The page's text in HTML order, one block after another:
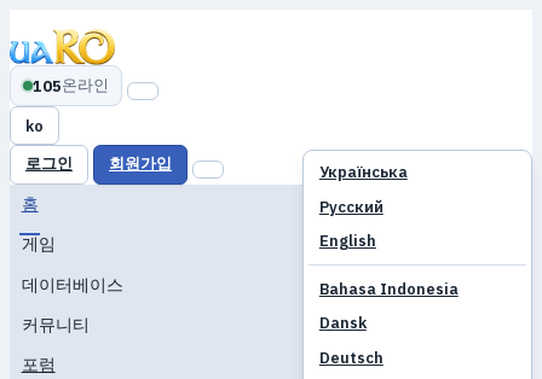
105온라인
ko
Українська
Русский
English
Bahasa Indonesia
Dansk
Deutsch
로그인 회원가입
홈
게임
데이터베이스
커뮤니티
포럼